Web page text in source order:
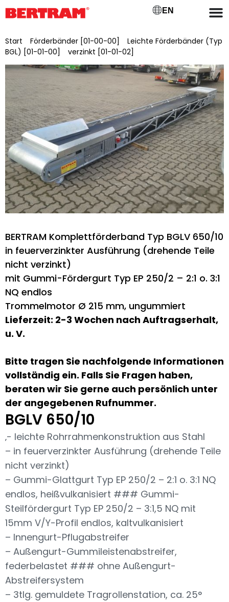
EN
Start Förderbänder [01-00-00]
Leichte Förderbänder (Typ
BGL) [01-01-00]
verzinkt [01-01-02]
BERTRAM Komplettförderband Typ BGLV 650/10
in feuerverzinkter Ausführung (drehende Teile
nicht verzinkt)
mit Gummi-Fördergurt Typ EP 250/2 – 2:1 o. 3:1
NQ endlos
Trommelmotor Ø 215 mm, ungummiert
Lieferzeit: 2-3 Wochen nach Auftragserhalt,
u. V.
Bitte tragen Sie nachfolgende Informationen
vollständig ein. Falls Sie Fragen haben,
beraten wir Sie gerne auch persönlich unter
der angegebenen Rufnummer.
BGLV 650/10
‚- leichte Rohrrahmenkonstruktion aus Stahl
– in feuerverzinkter Ausführung (drehende Teile
nicht verzinkt)
– Gummi-Glattgurt Typ EP 250/2 – 2:1 o. 3:1 NQ
endlos, heißvulkanisiert ### Gummi-
Steilfördergurt Typ EP 250/2 – 3:1,5 NQ mit
15mm V/Y-Profil endlos, kaltvulkanisiert
– Innengurt-Pflugabstreifer
– Außengurt-Gummileistenabstreifer,
federbelastet ### ohne Außengurt-
Abstreifersystem
– 3tlg. gemuldete Tragrollenstation, ca. 25°